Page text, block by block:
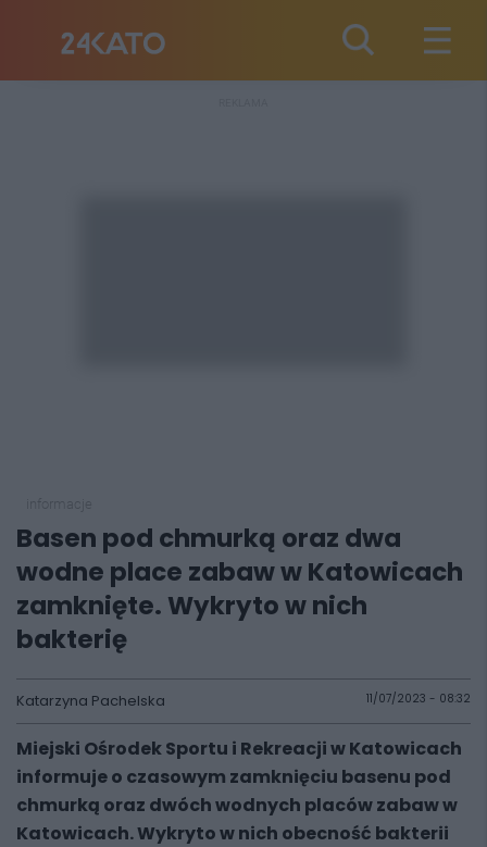
Basen pod chmurką oraz dwa
wodne place zabaw w Katowicach
zamknięte. Wykryto w nich
bakterię
Katarzyna Pachelska 11/07/2023 - 08:32
Miejski Ośrodek Sportu i Rekreacji w Katowicach
informuje o czasowym zamknięciu basenu pod
chmurką oraz dwóch wodnych placów zabaw w
Katowicach. Wykryto w nich obecność bakterii